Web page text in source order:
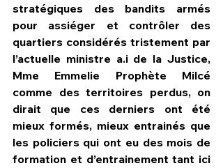
stratégiques des bandits armés
pour assiéger et contrôler des
quartiers considérés tristement par
l’actuelle ministre a.i de la Justice,
Mme Emmelie Prophète Milcé
comme des territoires perdus, on
dirait que ces derniers ont été
mieux formés, mieux entrainés que
les policiers qui ont eu des mois de
formation et d’entrainement tant ici